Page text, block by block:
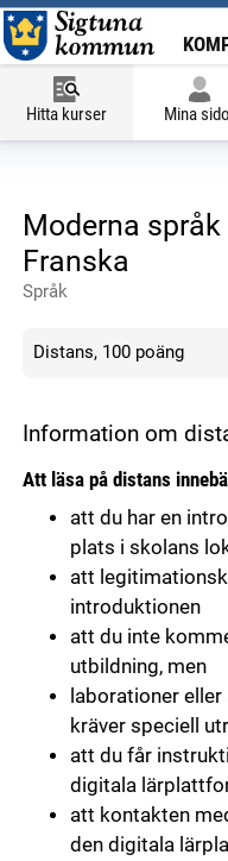
Hitta kurser Mina
Moderna språk
Franska
Språk
Distans, 100 poäng
Information om
Att läsa på distans
att du har en
plats i skolans
att
introduktionen
att du inte
utbildning, men
laborationer
kräver speciell
att du får
digitala
att kontakten
den digitala